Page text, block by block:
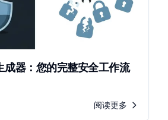
成器：您的完整安全工作流
阅读更多